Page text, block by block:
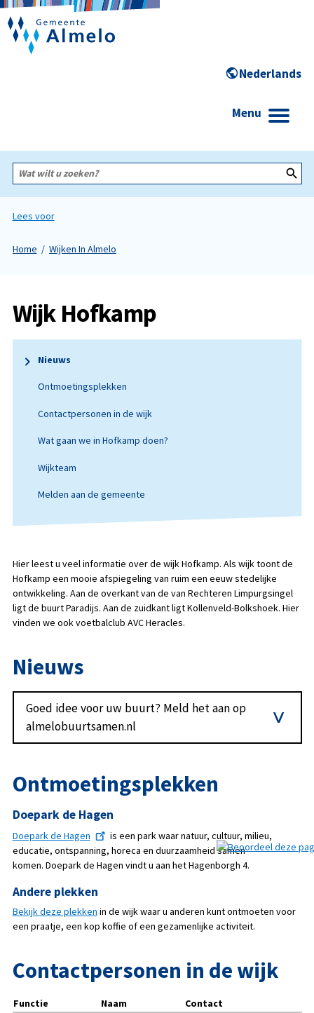
Menu
Wat
wilt
zoeken?
Lees voor
Home Wijken In Almelo
Wijk Hofkamp
Nieuws
Ontmoetingsplekken
Contactpersonen in de wijk
Wat gaan we in Hofkamp doen?
Wijkteam
Melden aan de gemeente
Hier leest u veel informatie over de wijk Hofkamp. Als wijk toont de
Hofkamp een mooie afspiegeling van ruim een eeuw stedelijke
ontwikkeling. Aan de overkant van de van Rechteren Limpurgsingel
ligt de buurt Paradijs. Aan de zuidkant ligt Kollenveld-Bolkshoek. Hier
vinden we ook voetbalclub AVC Heracles.
Nieuws
Goed idee voor uw buurt? Meld het aan op
almelobuurtsamen.nl
Ontmoetingsplekken
Doepark de Hagen
Doepark de Hagen
is een park waar natuur, cultuur, milieu,
educatie, ontspanning, horeca en duurzaamheid samen
komen. Doepark de Hagen vindt u aan het Hagenborgh 4.
Andere plekken
Bekijk deze plekken in de wijk waar u anderen kunt ontmoeten voor
een praatje, een kop koffie of een gezamenlijke activiteit.
Contactpersonen in de wijk
Functie Naam
Contact